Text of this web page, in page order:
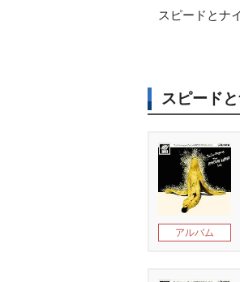
スピードとナ
スピード
アルバム